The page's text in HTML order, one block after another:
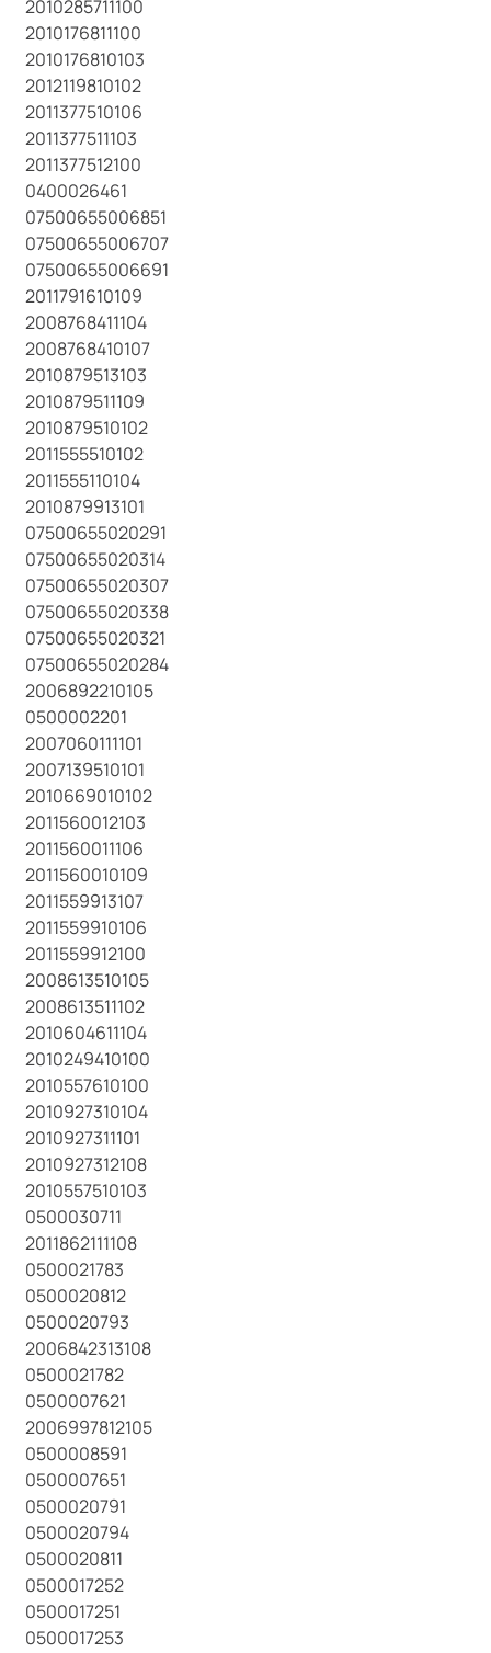
2010285711100
2010176811100
2010176810103
2012119810102
2011377510106
2011377511103
2011377512100
0400026461
07500655006851
07500655006707
07500655006691
2011791610109
2008768411104
2008768410107
2010879513103
2010879511109
2010879510102
2011555510102
2011555110104
2010879913101
07500655020291
07500655020314
07500655020307
07500655020338
07500655020321
07500655020284
2006892210105
0500002201
2007060111101
2007139510101
2010669010102
2011560012103
2011560011106
2011560010109
2011559913107
2011559910106
2011559912100
2008613510105
2008613511102
2010604611104
2010249410100
2010557610100
2010927310104
2010927311101
2010927312108
2010557510103
0500030711
2011862111108
0500021783
0500020812
0500020793
2006842313108
0500021782
0500007621
2006997812105
0500008591
0500007651
0500020791
0500020794
0500020811
0500017252
0500017251
0500017253